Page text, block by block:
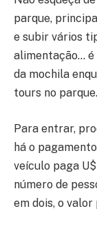
parque,
e subir vários
alimentação…
da mochila
tours no parque.
Para entrar,
há o
veículo paga
número de
em dois, o